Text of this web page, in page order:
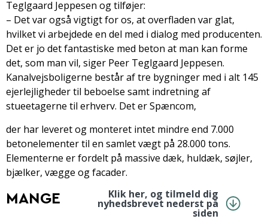
Teglgaard Jeppesen og tilføjer:
– Det var også vigtigt for os, at overfladen var glat,
hvilket vi arbejdede en del med i dialog med producenten.
Det er jo det fantastiske med beton at man kan forme
det, som man vil, siger Peer Teglgaard Jeppesen.
Kanalvejsboligerne består af tre bygninger med i alt 145
ejerlejligheder til beboelse samt indretning af
stueetagerne til erhverv. Det er Spæncom,
der har leveret og monteret intet mindre end 7.000
betonelementer til en samlet vægt på 28.000 tons.
Elementerne er fordelt på massive dæk, huldæk, søjler,
bjælker, vægge og facader.
Klik her, og tilmeld dig
nyhedsbrevet nederst på
siden
MANGE